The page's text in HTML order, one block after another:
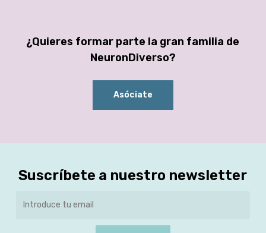
¿Quieres formar parte la gran familia de
NeuronDiverso?
Asóciate
Suscríbete a nuestro newsletter